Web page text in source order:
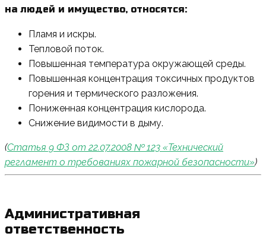
на людей и имущество, относятся:
Пламя и искры.
Тепловой поток.
Повышенная температура окружающей среды.
Повышенная концентрация токсичных продуктов
горения и термического разложения.
Пониженная концентрация кислорода.
Снижение видимости в дыму.
(Статья 9 ФЗ от 22.07.2008 № 123 «Технический
регламент о требованиях пожарной безопасности»)
Административная
ответственность